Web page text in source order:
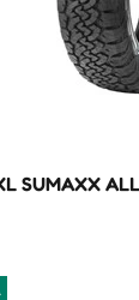
SUMAXX